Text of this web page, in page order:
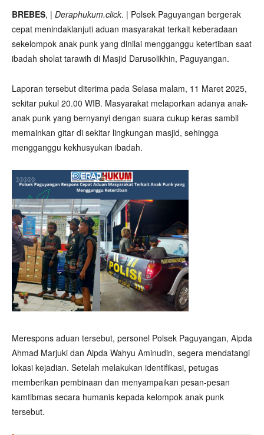
BREBES, | Deraphukum.click. | Polsek Paguyangan bergerak
cepat menindaklanjuti aduan masyarakat terkait keberadaan
sekelompok anak punk yang dinilai mengganggu ketertiban saat
ibadah sholat tarawih di Masjid Darusolikhin, Paguyangan.
Laporan tersebut diterima pada Selasa malam, 11 Maret 2025,
sekitar pukul 20.00 WIB. Masyarakat melaporkan adanya anak-
anak punk yang bernyanyi dengan suara cukup keras sambil
memainkan gitar di sekitar lingkungan masjid, sehingga
mengganggu kekhusyukan ibadah.
Merespons aduan tersebut, personel Polsek Paguyangan, Aipda
Ahmad Marjuki dan Aipda Wahyu Aminudin, segera mendatangi
lokasi kejadian. Setelah melakukan identifikasi, petugas
memberikan pembinaan dan menyampaikan pesan-pesan
kamtibmas secara humanis kepada kelompok anak punk
tersebut.